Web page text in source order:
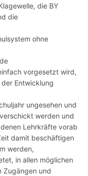
die BY
die
ohne
vorgesetzt wird,
Entwicklung
ungesehen und
werden und
Lehrkräfte vorab
damit beschäftigen
werden,
in allen möglichen
Zugängen und